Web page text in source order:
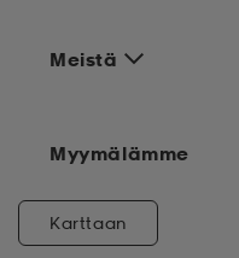
Meistä
Myymälämme
Karttaan